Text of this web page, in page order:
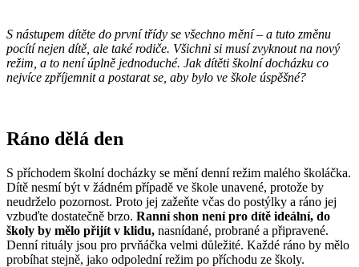
S nástupem dítěte do první třídy se všechno mění – a tuto změnu
pocítí nejen dítě, ale také rodiče. Všichni si musí zvyknout na nový
režim, a to není úplně jednoduché. Jak dítěti školní docházku co
nejvíce zpříjemnit a postarat se, aby bylo ve škole úspěšné?
Ráno dělá den
S příchodem školní docházky se mění denní režim malého školáčka.
Dítě nesmí být v žádném případě ve škole unavené, protože by
neudrželo pozornost. Proto jej zažeňte včas do postýlky a ráno jej
vzbuďte dostatečně brzo. Ranní shon není pro dítě ideální, do
školy by mělo přijít v klidu, nasnídané, probrané a připravené.
Denní rituály jsou pro prvňáčka velmi důležité. Každé ráno by mělo
probíhat stejně, jako odpolední režim po příchodu ze školy.